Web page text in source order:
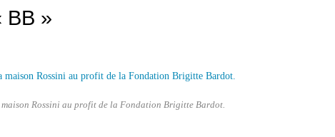
BB »
maison Rossini au profit de la Fondation Brigitte Bardot.